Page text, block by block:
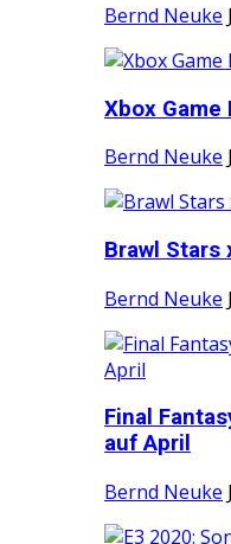
Bernd Neuke
Xbox
Bernd Neuke
Brawl Stars
Bernd Neuke
Final
auf April
Bernd Neuke